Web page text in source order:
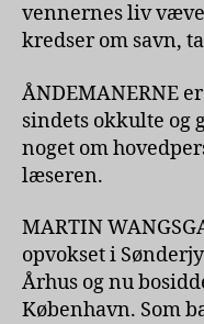
vennernes liv
kredser om savn,
ÅNDEMANERNE
sindets okkulte og
noget om
læseren.
MARTIN
opvokset i
Århus og nu
København. Som